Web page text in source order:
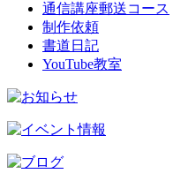
通信講座郵送コース
制作依頼
書道日記
YouTube教室